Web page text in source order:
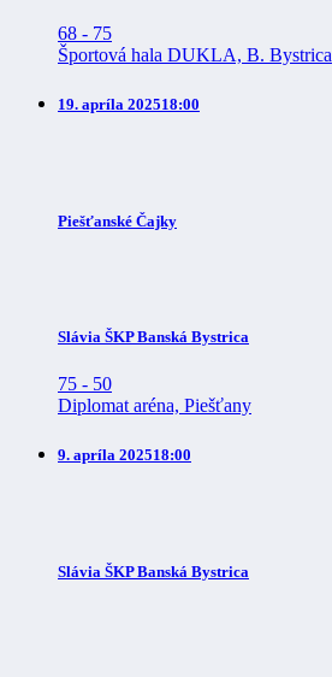
68 - 75
Športová hala DUKLA, B. Bystrica
19. apríla 202518:00
Piešťanské Čajky
Slávia ŠKP Banská Bystrica
75 - 50
Diplomat aréna, Piešťany
9. apríla 202518:00
Slávia ŠKP Banská Bystrica